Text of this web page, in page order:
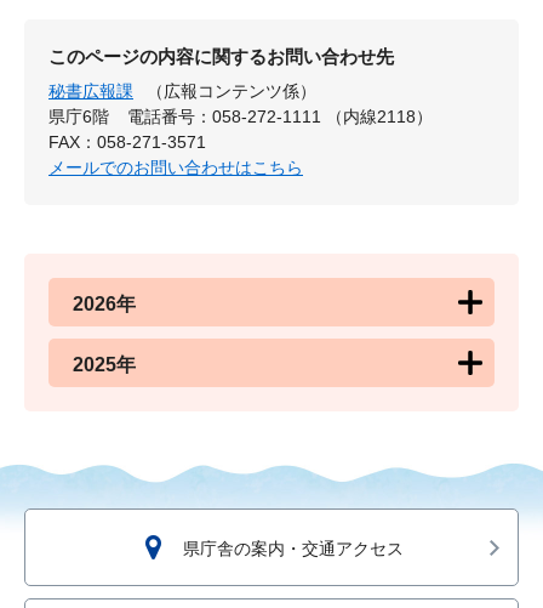
このページの内容に関するお問い合わせ先
秘書広報課
（広報コンテンツ係）
県庁6階
電話番号：058-272-1111 （内線2118）
FAX：058-271-3571
メールでのお問い合わせはこちら
2026年
2025年
県庁舎の案内・交通アクセス